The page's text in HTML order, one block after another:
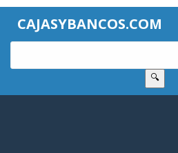
CAJASYBANCOS.COM
🔍